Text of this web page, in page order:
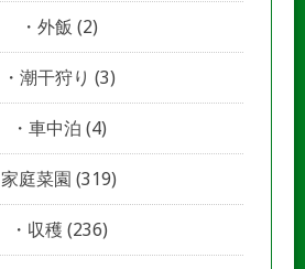
外飯 (2)
潮干狩り (3)
車中泊 (4)
家庭菜園 (319)
収穫 (236)